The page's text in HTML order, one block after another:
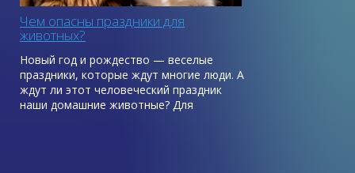
Чем опасны праздники для
животных?
Новый год и рождество — веселые
праздники, которые ждут многие люди. А
ждут ли этот человеческий праздник
наши домашние животные? Для